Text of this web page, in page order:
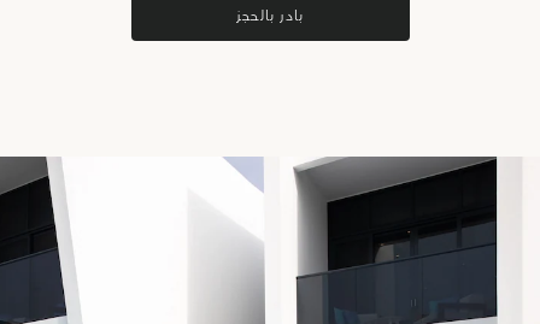
بادر بالحجز